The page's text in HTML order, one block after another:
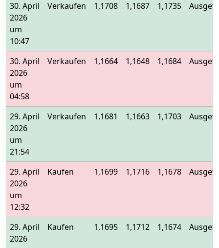
30. April
2026
um
10:47
Verkaufen 1,1708 1,1687 1,1735
30. April
2026
um
04:58
Verkaufen 1,1664 1,1648 1,1684
29. April
2026
um
21:54
Verkaufen 1,1681 1,1663 1,1703
29. April
2026
um
12:32
Kaufen 1,1699 1,1716 1,1678
29. April
2026
Kaufen 1,1695 1,1712 1,1674